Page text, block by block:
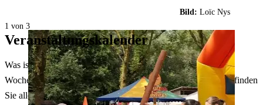
Bild: Loïc Nys
1 von 3
Veranstaltungskalender
Was ist heute in Dortmund los? Welche Konzerte gibt es am
Wochenende? Im größten Veranstaltungskalender Dortmunds finden
Sie alle Events – von der Stadt- oder Museumsführung übers